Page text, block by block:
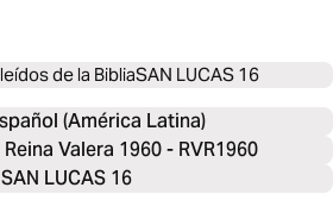
de la BibliaSAN LUCAS 16
(América Latina)
Valera 1960 - RVR1960
SAN LUCAS 16